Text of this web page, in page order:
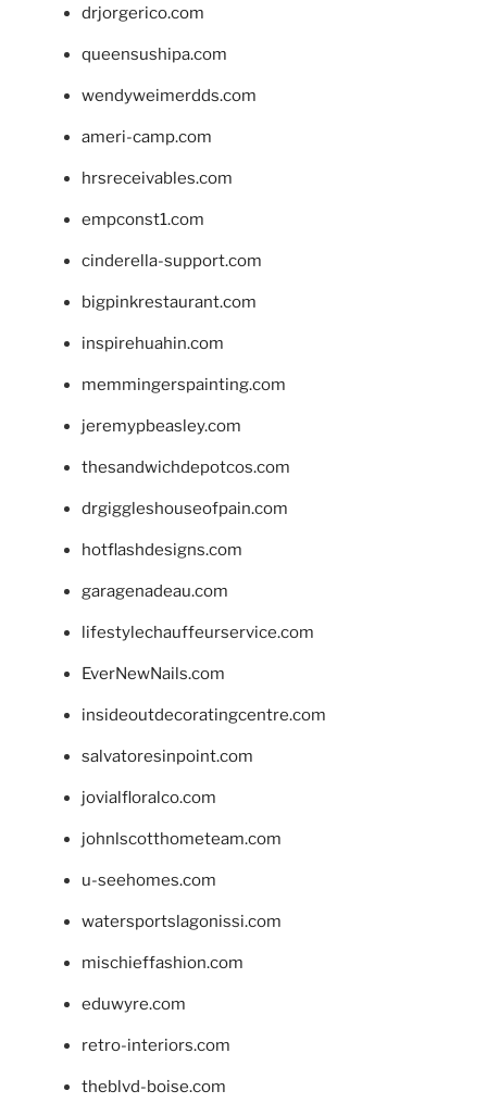
drjorgerico.com
queensushipa.com
wendyweimerdds.com
ameri-camp.com
hrsreceivables.com
empconst1.com
cinderella-support.com
bigpinkrestaurant.com
inspirehuahin.com
memmingerspainting.com
jeremypbeasley.com
thesandwichdepotcos.com
drgiggleshouseofpain.com
hotflashdesigns.com
garagenadeau.com
lifestylechauffeurservice.com
EverNewNails.com
insideoutdecoratingcentre.com
salvatoresinpoint.com
jovialfloralco.com
johnlscotthometeam.com
u-seehomes.com
watersportslagonissi.com
mischieffashion.com
eduwyre.com
retro-interiors.com
theblvd-boise.com